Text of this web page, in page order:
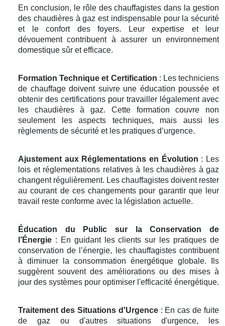
En conclusion, le rôle des chauffagistes dans la gestion
des chaudières à gaz est indispensable pour la sécurité
et le confort des foyers. Leur expertise et leur
dévouement contribuent à assurer un environnement
domestique sûr et efficace.
Formation Technique et Certification : Les techniciens
de chauffage doivent suivre une éducation poussée et
obtenir des certifications pour travailler légalement avec
les chaudières à gaz. Cette formation couvre non
seulement les aspects techniques, mais aussi les
règlements de sécurité et les pratiques d’urgence.
Ajustement aux Réglementations en Évolution : Les
lois et réglementations relatives à les chaudières à gaz
changent régulièrement. Les chauffagistes doivent rester
au courant de ces changements pour garantir que leur
travail reste conforme avec la législation actuelle.
Éducation du Public sur la Conservation de
l’Énergie : En guidant les clients sur les pratiques de
conservation de l’énergie, les chauffagistes contribuent
à diminuer la consommation énergétique globale. Ils
suggèrent souvent des améliorations ou des mises à
jour des systèmes pour optimiser l'efficacité énergétique.
Traitement des Situations d'Urgence: En cas de fuite
de gaz ou d'autres situations d'urgence, les